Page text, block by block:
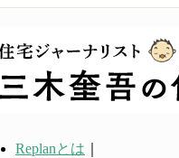
Replanとは